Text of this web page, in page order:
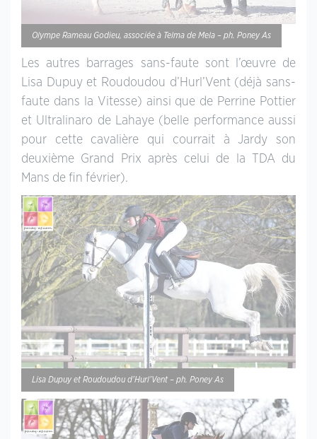
Olympe Rameau Godieu, associée à Telma de Mela – ph. Poney As
Les autres barrages sans-faute sont l’œuvre de
Lisa Dupuy et Roudoudou d’Hurl’Vent (déjà sans-
faute dans la Vitesse) ainsi que de Perrine Pottier
et Ultralinaro de Lahaye (belle performance aussi
pour cette cavalière qui courrait à Jardy son
deuxième Grand Prix après celui de la TDA du
Mans de fin février).
Lisa Dupuy et Roudoudou d’Hurl’Vent – ph. Poney As